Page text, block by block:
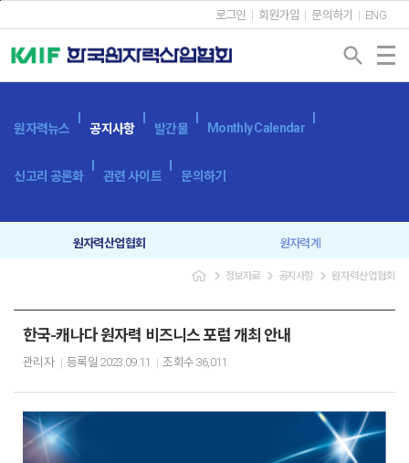
로그인 회원가입 문의하기 ENG
search
원자력뉴스 공지사항 발간물 Monthly Calendar
신고리 공론화 관련 사이트 문의하기
원자력산업협회 원자력계
navigate_next 정보자료 navigate_next 공지사항 navigate_next 원자력산업협회
한국-캐나다 원자력 비즈니스 포럼 개최 안내
관리자 등록일 2023.09.11 조회수 36,011